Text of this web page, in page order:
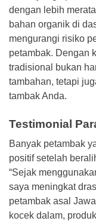
dengan lebih
bahan organik di
mengurangi risiko
petambak. Dengan
tradisional bukan
tambahan, tetapi
tambak Anda.
Testimonial
Banyak petambak
positif setelah
“Sejak
saya meningkat
petambak asal
kocek dalam,